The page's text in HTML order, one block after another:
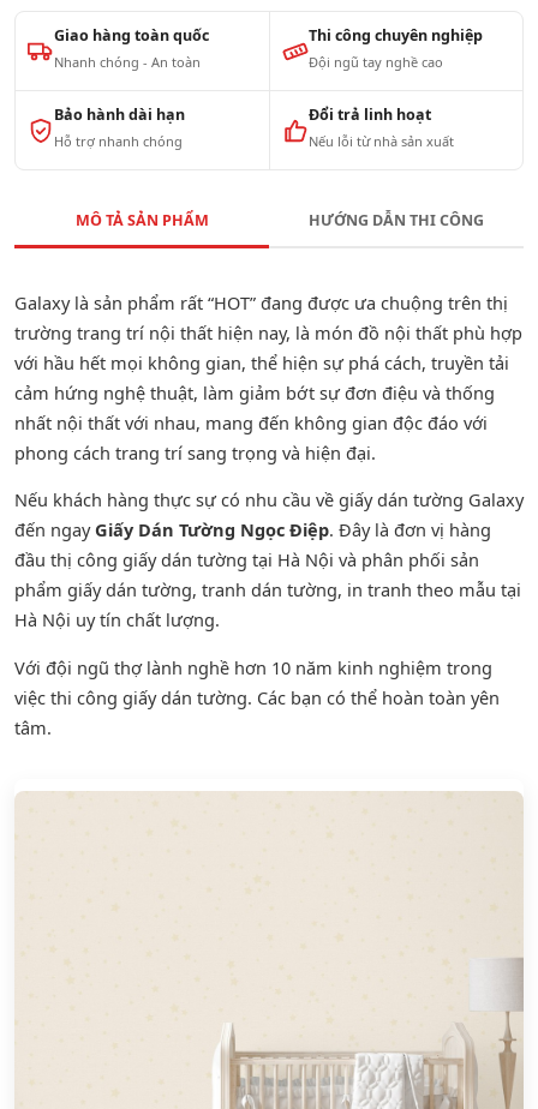
Giao hàng toàn quốc
Nhanh chóng - An toàn
Thi công chuyên nghiệp
Đội ngũ tay nghề cao
Bảo hành dài hạn
Hỗ trợ nhanh chóng
Đổi trả linh hoạt
Nếu lỗi từ nhà sản xuất
MÔ TẢ SẢN PHẨM HƯỚNG DẪN THI CÔNG
Galaxy là sản phẩm rất “HOT” đang được ưa chuộng trên thị
trường trang trí nội thất hiện nay, là món đồ nội thất phù hợp
với hầu hết mọi không gian, thể hiện sự phá cách, truyền tải
cảm hứng nghệ thuật, làm giảm bớt sự đơn điệu và thống
nhất nội thất với nhau, mang đến không gian độc đáo với
phong cách trang trí sang trọng và hiện đại.
Nếu khách hàng thực sự có nhu cầu về giấy dán tường Galaxy
đến ngayGiấy Dán Tường Ngọc Điệp. Đây là đơn vị hàng
đầu thị công giấy dán tường tại Hà Nội và phân phối sản
phẩm giấy dán tường, tranh dán tường, in tranh theo mẫu tại
Hà Nội uy tín chất lượng.
Với đội ngũ thợ lành nghề hơn 10 năm kinh nghiệm trong
việc thi công giấy dán tường. Các bạn có thể hoàn toàn yên
tâm.